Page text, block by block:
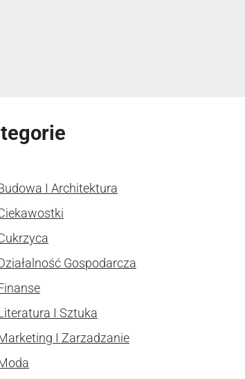
I Architektura
Gospodarcza
I Sztuka
I Zarzadzanie